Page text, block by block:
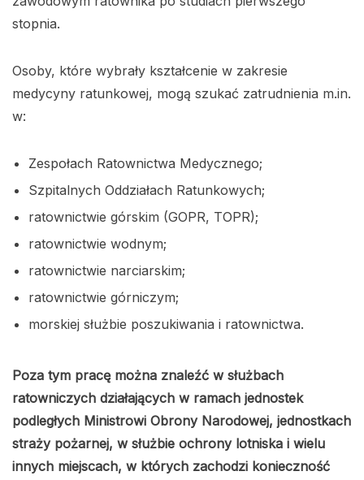
stopnia.
Osoby, które wybrały kształcenie w zakresie
medycyny ratunkowej, mogą szukać zatrudnienia m.in.
w:
Zespołach Ratownictwa Medycznego;
Szpitalnych Oddziałach Ratunkowych;
ratownictwie górskim (GOPR, TOPR);
ratownictwie wodnym;
ratownictwie narciarskim;
ratownictwie górniczym;
morskiej służbie poszukiwania i ratownictwa.
Poza tym pracę można znaleźć w służbach
ratowniczych działających w ramach jednostek
podległych Ministrowi Obrony Narodowej, jednostkach
straży pożarnej, w służbie ochrony lotniska i wielu
innych miejscach, w których zachodzi konieczność